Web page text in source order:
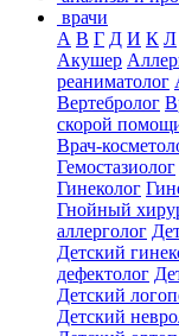
врачи
А В Г Д И К Л
Акушер
реаниматолог
Вертебролог
скорой
Врач-
Гемостазиолог
Гинеколог
Гнойный
аллерголог
Детский
дефектолог
Детский
Детский